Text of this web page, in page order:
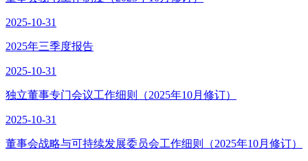
2025-10-31
2025年三季度报告
2025-10-31
独立董事专门会议工作细则（2025年10月修订）
2025-10-31
董事会战略与可持续发展委员会工作细则（2025年10月修订）